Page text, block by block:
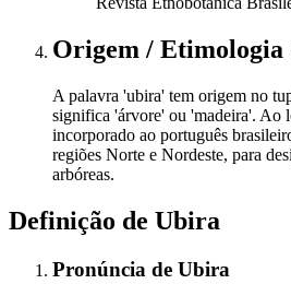
Origem / Etimologia
A palavra 'ubira' tem origem no
significa 'árvore' ou 'madeira'. Ao
incorporado ao português
regiões Norte e Nordeste, para
arbóreas.
Definição de Ubira
Pronúncia de Ubira